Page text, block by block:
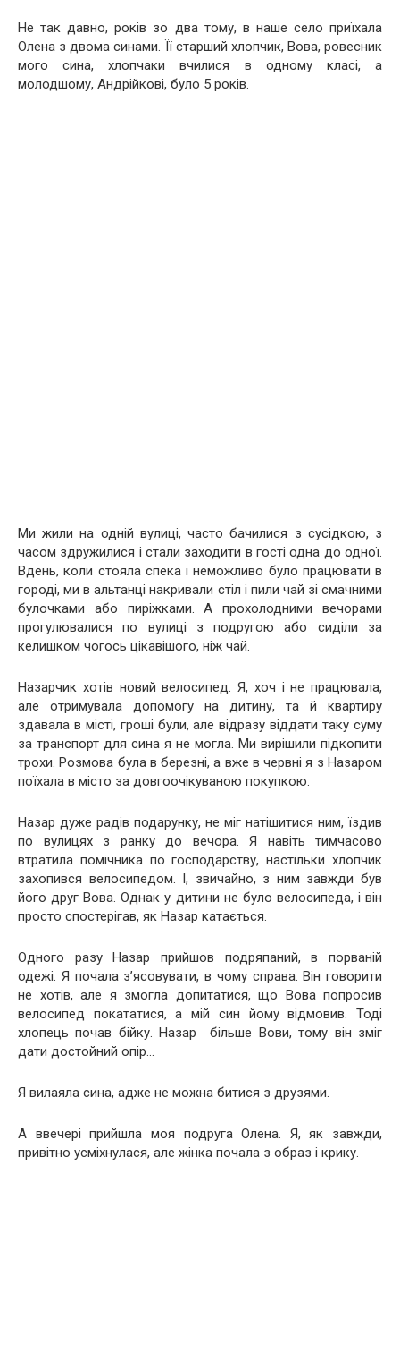
Не так давно, років зо два тому, в наше село приїхала
Олена з двома синами. Її старший хлопчик, Вова, ровесник
мого сина, хлопчаки вчилися в одному класі, а
молодшому, Андрійкові, було 5 років.
Ми жили на одній вулиці, часто бачилися з сусідкою, з
часом здружилися і стали заходити в гості одна до одної.
Вдень, коли стояла спека і неможливо було працювати в
городі, ми в альтанці накривали стіл і пили чай зі смачними
булочками або пиріжками. А прохолодними вечорами
прогулювалися по вулиці з подругою або сиділи за
келишком чогось цікавішого, ніж чай.
Назарчик хотів новий велосипед. Я, хоч і не працювала,
але отримувала допомогу на дитину, та й квартиру
здавала в місті, гроші були, але відразу віддати таку суму
за транспорт для сина я не могла. Ми вирішили підкопити
трохи. Розмова була в березні, а вже в червні я з Назаром
поїхала в місто за довгоочікуваною покупкою.
Назар дуже радів подарунку, не міг натішитися ним, їздив
по вулицях з ранку до вечора. Я навіть тимчасово
втратила помічника по господарству, настільки хлопчик
захопився велосипедом. І, звичайно, з ним завжди був
його друг Вова. Однак у дитини не було велосипеда, і він
просто спостерігав, як Назар катається.
Одного разу Назар прийшов подряпаний, в порваній
одежі. Я почала з’ясовувати, в чому справа. Він говорити
не хотів, але я змогла допитатися, що Вова попросив
велосипед покататися, а мій син йому відмовив. Тоді
хлопець почав бійку. Назар більше Вови, тому він зміг
дати достойний опір…
Я вилаяла сина, адже не можна битися з друзями.
А ввечері прийшла моя подруга Олена. Я, як завжди,
привітно усміхнулася, але жінка почала з образ і крику.